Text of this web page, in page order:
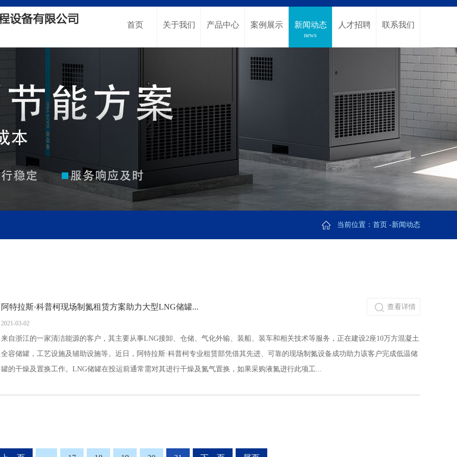
首页 关于我们 产品中心 案例展示 新闻动态
news
人才招聘 联系我们
当前位置： 首页 -新闻动态
查看详情
阿特拉斯·科普柯现场制氮租赁方案助力大型LNG储罐...
2021-03-02
来自浙江的一家清洁能源的客户，其主要从事LNG接卸、仓储、气化外输、装船、装车和相关技术等服务，正在建设2座10万方混凝土
全容储罐，工艺设施及辅助设施等。近日，阿特拉斯·科普柯专业租赁部凭借其先进、可靠的现场制氮设备成功助力该客户完成低温储
罐的干燥及置换工作。LNG储罐在投运前通常需对其进行干燥及氮气置换，如果采购液氮进行此项工...